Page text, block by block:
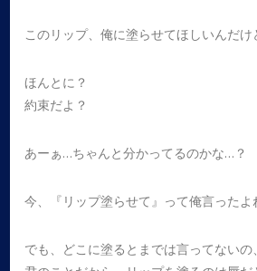
このリップ、俺に塗らせてほしいんだ
ほんとに？
約束だよ？
あーぁ…ちゃんと分かってるのかな…？
今、『リップ塗らせて』って俺言ったよ
でも、どこに塗るとまでは言ってないの